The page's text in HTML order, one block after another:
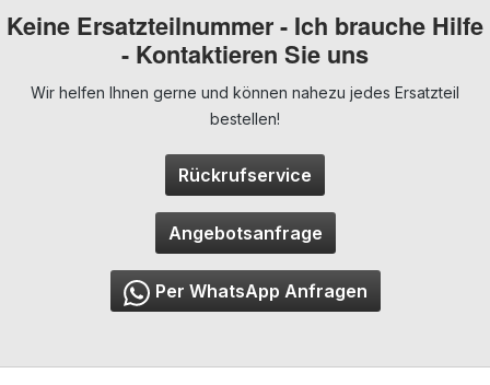
Keine Ersatzteilnummer - Ich brauche Hilfe
- Kontaktieren Sie uns
Wir helfen Ihnen gerne und können nahezu jedes Ersatzteil
bestellen!
Rückrufservice
Angebotsanfrage
Per WhatsApp Anfragen